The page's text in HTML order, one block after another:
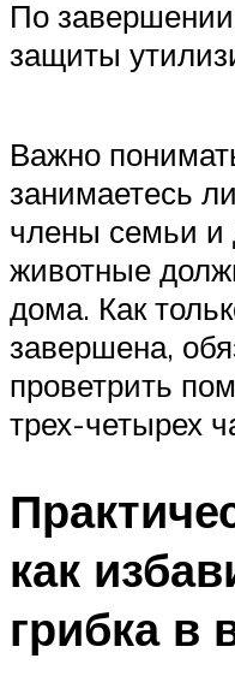
По
защиты
Важно
занимаетесь
члены семьи
животные
дома. Как
завершена,
проветрить
трех-четырех
как
грибка в